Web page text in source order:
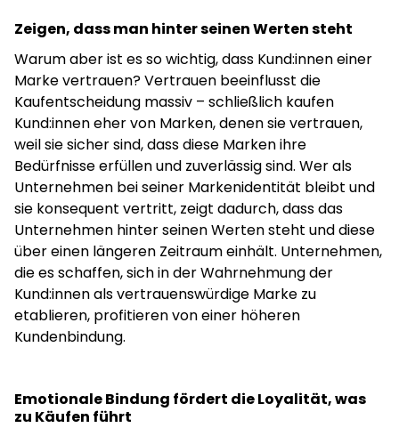
Zeigen, dass man hinter seinen Werten steht
Warum aber ist es so wichtig, dass Kund:innen einer
Marke vertrauen? Vertrauen beeinflusst die
Kaufentscheidung massiv – schließlich kaufen
Kund:innen eher von Marken, denen sie vertrauen,
weil sie sicher sind, dass diese Marken ihre
Bedürfnisse erfüllen und zuverlässig sind. Wer als
Unternehmen bei seiner Markenidentität bleibt und
sie konsequent vertritt, zeigt dadurch, dass das
Unternehmen hinter seinen Werten steht und diese
über einen längeren Zeitraum einhält. Unternehmen,
die es schaffen, sich in der Wahrnehmung der
Kund:innen als vertrauenswürdige Marke zu
etablieren, profitieren von einer höheren
Kundenbindung.
Emotionale Bindung fördert die Loyalität, was
zu Käufen führt